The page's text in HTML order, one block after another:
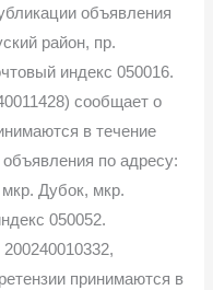
объявления
район, пр.
индекс 050016.
сообщает о
в течение
по адресу:
Дубок, мкр.
050052.
принимаются в